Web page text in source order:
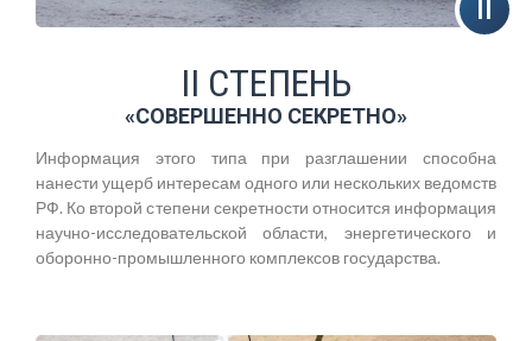
II СТЕПЕНЬ
«СОВЕРШЕННО СЕКРЕТНО»
Информация этого типа при разглашении способна
нанести ущерб интересам одного или нескольких ведомств
РФ. Ко второй степени секретности относится информация
научно-исследовательской области, энергетического и
оборонно-промышленного комплексов государства.